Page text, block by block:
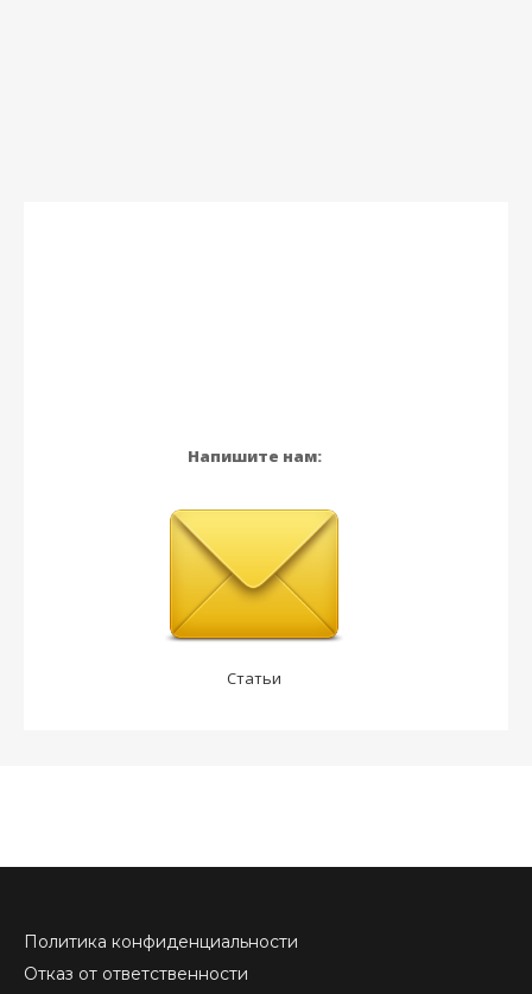
Напишите нам:
Статьи
Политика конфиденциальности
Отказ от ответственности